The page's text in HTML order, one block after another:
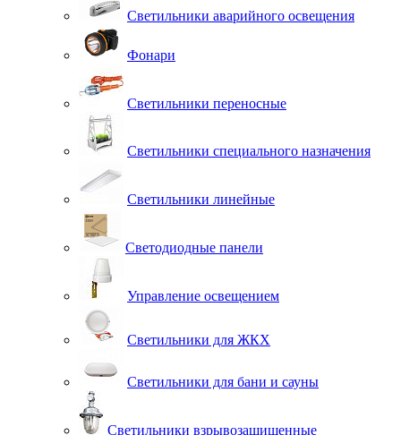
Светильники аварийного освещения
Фонари
Светильники переносные
Светильники специального назначения
Светильники линейные
Светодиодные панели
Управление освещением
Светильники для ЖКХ
Светильники для бани и сауны
Светильники взрывозащищенные